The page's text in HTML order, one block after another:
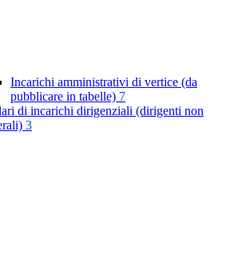
Incarichi amministrativi di vertice (da
pubblicare in tabelle) 7
di incarichi dirigenziali (dirigenti non
3